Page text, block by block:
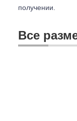
получении.
Все